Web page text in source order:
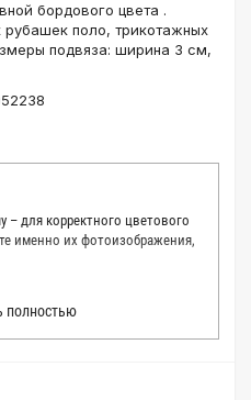
бордового цвета .
рубашек поло, трикотажных
подвяза: ширина 3 см,
– для корректного цветового
именно их фотоизображения,
точно описать цвет каждой
и фотографируем
полностью